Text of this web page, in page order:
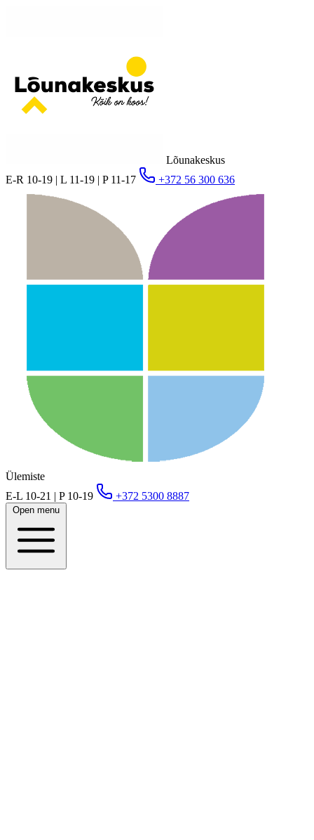
Lõunakeskus
E-R 10-19 | L 11-19 | P 11-17
+372 56 300 636
Ülemiste
E-L 10-21 | P 10-19
+372 5300 8887
Open menu